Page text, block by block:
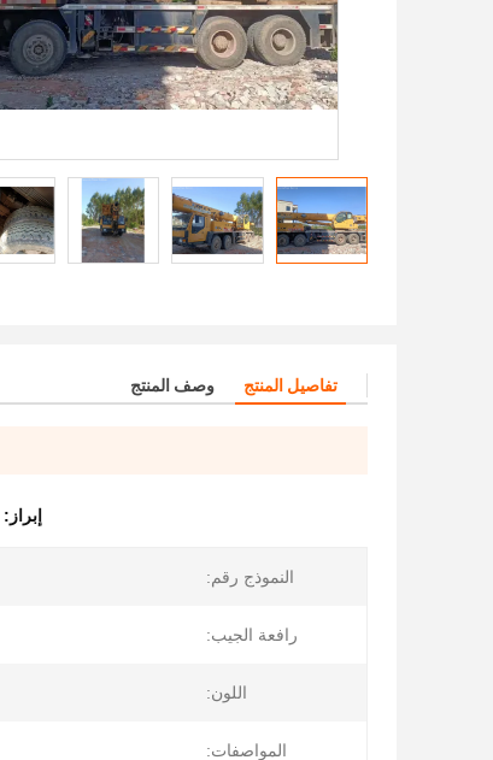
تفاصيل المنتج وصف المنتج
إبراز:
النموذج رقم:
رافعة الجيب:
اللون:
المواصفات: